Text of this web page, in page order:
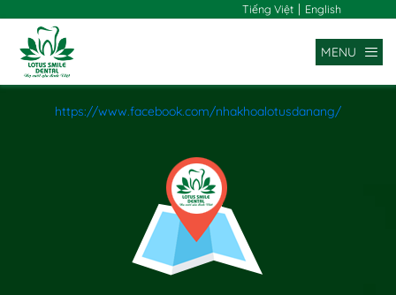
Tiếng Việt | English
MENU
https://www.facebook.com/nhakhoalotusdanang/